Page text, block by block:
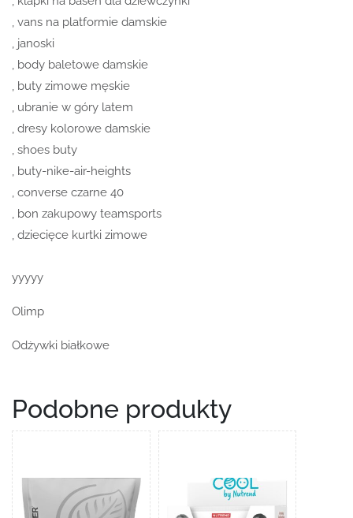
, vans na platformie damskie
, janoski
, body baletowe damskie
, buty zimowe męskie
, ubranie w góry latem
, dresy kolorowe damskie
, shoes buty
, buty-nike-air-heights
, converse czarne 40
, bon zakupowy teamsports
, dziecięce kurtki zimowe
yyyyy
Olimp
Odżywki białkowe
Podobne produkty